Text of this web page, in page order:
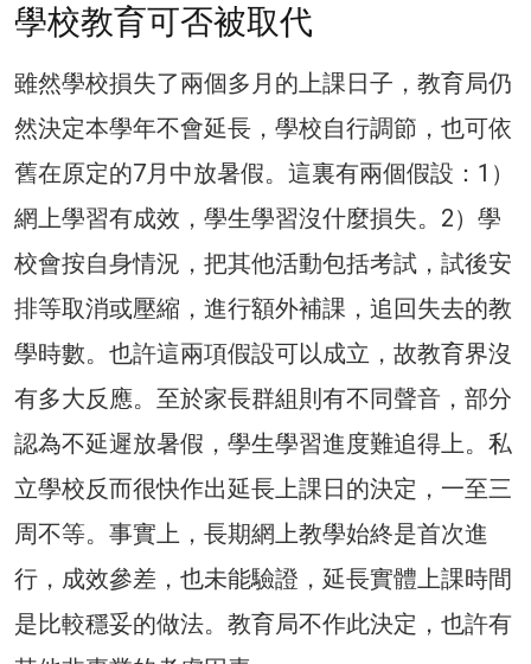
學校教育可否被取代
雖然學校損失了兩個多月的上課日子，教育局仍
然決定本學年不會延長，學校自行調節，也可依
舊在原定的7月中放暑假。這裏有兩個假設：1）
網上學習有成效，學生學習沒什麼損失。2）學
校會按自身情況，把其他活動包括考試，試後安
排等取消或壓縮，進行額外補課，追回失去的教
學時數。也許這兩項假設可以成立，故教育界沒
有多大反應。至於家長群組則有不同聲音，部分
認為不延遲放暑假，學生學習進度難追得上。私
立學校反而很快作出延長上課日的決定，一至三
周不等。事實上，長期網上教學始終是首次進
行，成效參差，也未能驗證，延長實體上課時間
是比較穩妥的做法。教育局不作此決定，也許有